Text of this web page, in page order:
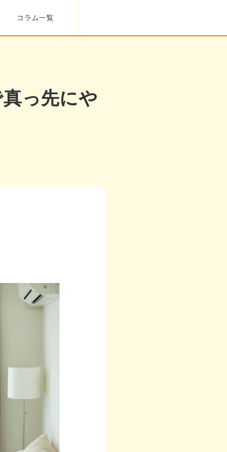
コラム一覧
っ先にや